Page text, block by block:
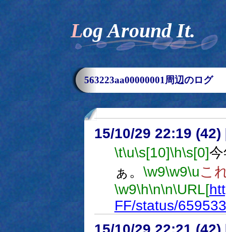
Log Around It.
563223aa00000001周辺のログ
15/10/29 22:19 (42)
\t\u\s[10]\h\s[0]
ぁ。 \w9\w9\uこ
\w9\h\n\n\URL[
FF/status/